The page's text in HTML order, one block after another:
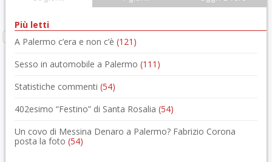
Più letti
A Palermo c’era e non c’è (121)
Sesso in automobile a Palermo (111)
Statistiche commenti (54)
402esimo “Festino” di Santa Rosalia (54)
Un covo di Messina Denaro a Palermo? Fabrizio Corona
posta la foto (54)